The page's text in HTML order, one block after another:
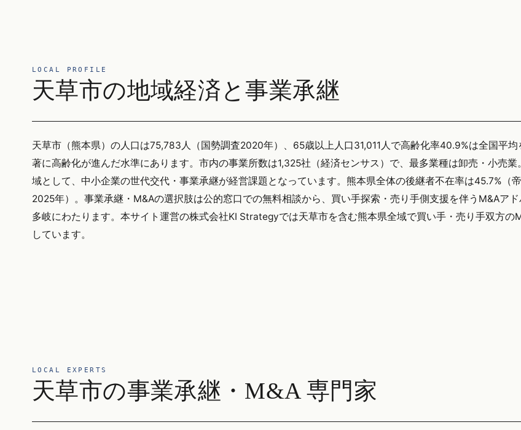
LOCAL PROFILE
天草市の地域経済と事業承継
天草市（熊本県）の人口は75,783人（国勢調査2020年）、65歳以上人口31,011人で高齢化率40.9%は全国平
著に高齢化が進んだ水準にあります。市内の事業所数は1,325社（経済センサス）で、最多業種は卸売・小売
域として、中小企業の世代交代・事業承継が経営課題となっています。熊本県全体の後継者不在率は45.7%（
2025年）。事業承継・M&Aの選択肢は公的窓口での無料相談から、買い手探索・売り手側支援を伴うM&Aア
多岐にわたります。本サイト運営の株式会社KI Strategyでは天草市を含む熊本県全域で買い手・売り手双方の
しています。
LOCAL EXPERTS
天草市の事業承継・M&A 専門家